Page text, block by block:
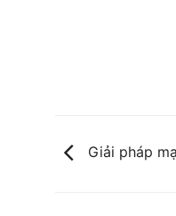
Giải pháp